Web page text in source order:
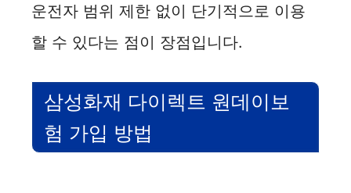
운전자 범위 제한 없이 단기적으로 이용
할 수 있다는 점이 장점입니다.
삼성화재 다이렉트 원데이보
험 가입 방법